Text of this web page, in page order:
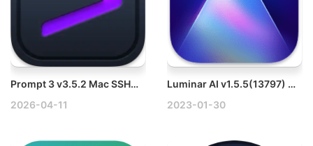
Prompt 3 v3.5.2 Mac SSH终端应用破解版
2026-04-11
Luminar AI v1.5.5(13797) Mac AI照片编辑软件
2023-01-30